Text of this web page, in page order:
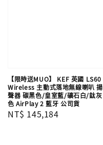
【限時送MUO】 KEF 英國 LS60
Wireless 主動式落地無線喇叭 揚
聲器 碳黑色/皇室藍/礦石白/鈦灰
色 AirPlay 2 藍牙 公司貨
Regular
NT$ 145,184